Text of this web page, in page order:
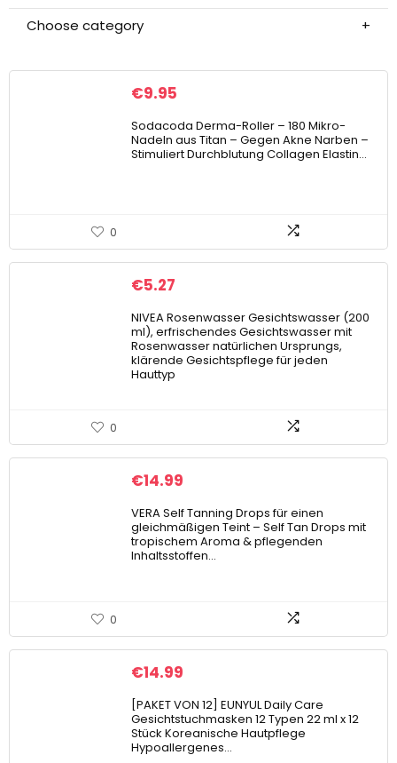
Choose category
€9.95
Sodacoda Derma-Roller – 180 Mikro-
Nadeln aus Titan – Gegen Akne Narben –
Stimuliert Durchblutung Collagen Elastin…
0
€5.27
NIVEA Rosenwasser Gesichtswasser (200
ml), erfrischendes Gesichtswasser mit
Rosenwasser natürlichen Ursprungs,
klärende Gesichtspflege für jeden
Hauttyp
0
€14.99
VERA Self Tanning Drops für einen
gleichmäßigen Teint – Self Tan Drops mit
tropischem Aroma & pflegenden
Inhaltsstoffen…
0
€14.99
[PAKET VON 12] EUNYUL Daily Care
Gesichtstuchmasken 12 Typen 22 ml x 12
Stück Koreanische Hautpflege
Hypoallergenes…